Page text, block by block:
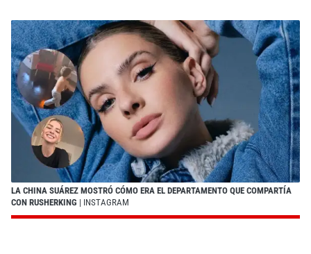
LA CHINA SUÁREZ MOSTRÓ CÓMO ERA EL DEPARTAMENTO QUE COMPARTÍA
CON RUSHERKING | INSTAGRAM